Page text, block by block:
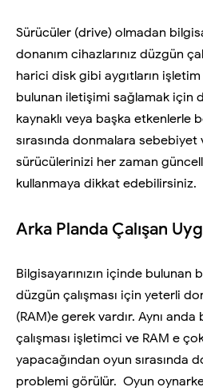
Sürücüler (drive) olmadan
donanım cihazlarınız düzgün
harici disk gibi aygıtların
bulunan iletişimi sağlamak için
kaynaklı veya başka etkenlerle
sırasında donmalara
sürücülerinizi her zaman
kullanmaya dikkat edebilirsiniz.
Arka Planda Çalışan
Bilgisayarınızın içinde bulunan
düzgün çalışması için yeterli
(RAM)e gerek vardır. Aynı
çalışması işletimci ve RAM e
yapacağından oyun sırasında
problemi görülür. Oyun